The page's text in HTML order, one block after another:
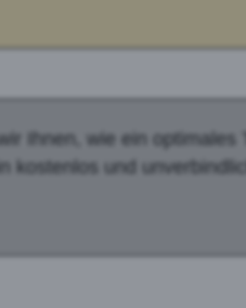
Ihnen, wie ein optimales
kostenlos und